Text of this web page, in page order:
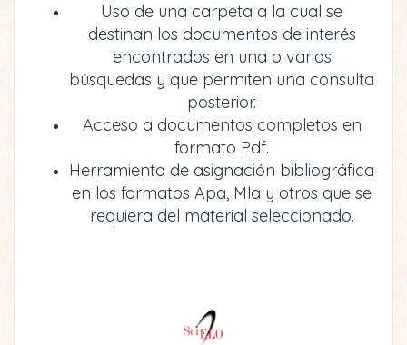
Uso de una carpeta a la cual se
destinan los documentos de interés
encontrados en una o varias
búsquedas y que permiten una consulta
posterior.
Acceso a documentos completos en
formato Pdf.
Herramienta de asignación bibliográfica
en los formatos Apa, Mla y otros que se
requiera del material seleccionado.